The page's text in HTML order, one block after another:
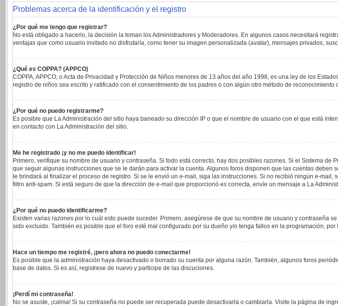
Problemas acerca de la identificación y el registro
¿Por qué me tengo que registrar?
No está obligado a hacerlo, la decisión la toman los Administradores y Moderadores. En algunos casos necesitará
ventajas que como usuario invitado no disfrutaría, como tener su imagen personalizada (avatar), mensajes privados,
¿Qué es COPPA? (APPCO)
COPPA, APPCO, o Acta de Privacidad y Protección de Niños menores de 13 años del año 1998, es una ley de los
registro de niños sea escrito y ratificado con el consentimiento de los padres o con algún otro método de
¿Por qué no puedo registrarme?
Es posible que La Administración del sitio haya baneado su dirección IP o que el nombre de usuario con el que está
en contacto con La Administración del sitio.
Me he registrado ¡y no me puedo identificar!
Primero, verifique su nombre de usuario y contraseña. Si todo está correcto, hay dos posibles razones. Si el Sistema
que seguir algunas instrucciones que se le darán para activar la cuenta. Algunos foros disponen que las cuentas
le brindará al finalizar el proceso de registro. Si se le envió un e-mail, siga las instrucciones. Si no recibió ningún e-
filtro anti-spam. Si está seguro de que la dirección de e-mail que proporcionó es correcta, envíe un mensaje a La
¿Por qué no puedo identificarme?
Existen varias razones por lo cuál esto puede suceder. Primero, asegúrese de que su nombre de usuario y
sido excluido. También es posible que el foro esté mal configurado por su dueño y/o tenga fallos en la programación,
Hace un tiempo me registré, ¡pero ahora no puedo conectarme!
Es posible que la administración haya desactivado o borrado su cuenta por alguna razón. También, algunos foros
base de datos. Si es así, registrese de nuevo y participe de las discuciones.
¡Perdí mi contraseña!
No se asuste, ¡calma! Si su contraseña no puede ser recuperada puede desactivarla o cambiarla. Visite la página de